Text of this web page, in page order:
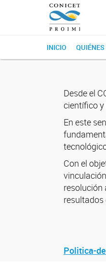
INICIO
Desde el
científico y
En este
Con el
resolución
resultados
Politica-